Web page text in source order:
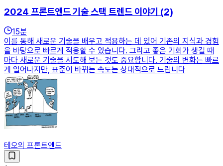
2024 프론트엔드 기술 스택 트렌드 이야기 (2)
15분
이를 통해 새로운 기술을 배우고 적용하는 데 있어 기존의 지식과 경험
을 바탕으로 빠르게 적응할 수 있습니다. 그리고 좋은 기회가 생길 때
마다 새로운 기술을 시도해 보는 것도 중요합니다. 기술의 변화는 빠르
게 일어나지만, 표준이 바뀌는 속도는 상대적으로 느립니다
테오의 프론트엔드